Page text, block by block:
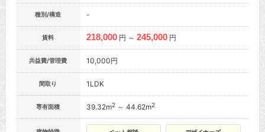
種別/構造 -
賃料 218,000 円 ～ 245,000 円
共益費/管理費 10,000円
間取り 1LDK
専有面積 39.32m2～ 44.62m2